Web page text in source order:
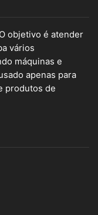
objetivo é atender
vários
máquinas e
apenas para
produtos de